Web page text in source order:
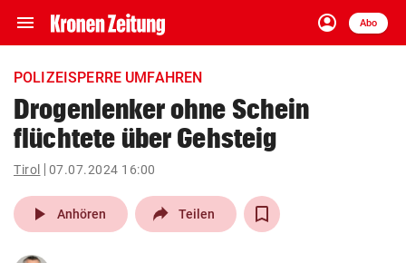
menu Navigation
ein-/ausklappen
account_circle
Anmelden
Abo
close Schließen
account_circle Anmelden
arrow_right
pin_drop
Wien arrow_right
POLIZEISPERRE UMFAHREN
Drogenlenker ohne Schein
flüchtete über Gehsteig
Tirol 07.07.2024 16:00
play_arrow Anhören Teilen